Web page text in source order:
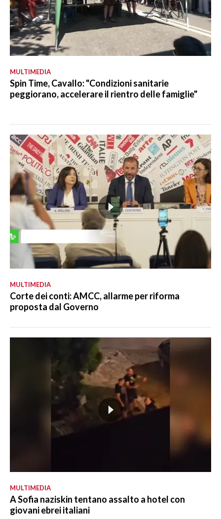
MULTIMEDIA
Spin Time, Cavallo: "Condizioni sanitarie
peggiorano, accelerare il rientro delle famiglie"
MULTIMEDIA
Corte dei conti: AMCC, allarme per riforma
proposta dal Governo
MULTIMEDIA
A Sofia naziskin tentano assalto a hotel con
giovani ebrei italiani